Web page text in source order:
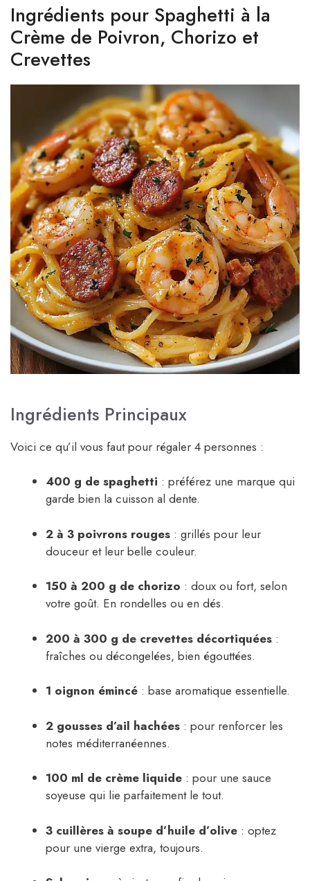
Ingrédients pour Spaghetti à la
Crème de Poivron, Chorizo et
Crevettes
Ingrédients Principaux
Voici ce qu’il vous faut pour régaler 4 personnes :
400 g de spaghetti : préférez une marque qui
garde bien la cuisson al dente.
2 à 3 poivrons rouges : grillés pour leur
douceur et leur belle couleur.
150 à 200 g de chorizo : doux ou fort, selon
votre goût. En rondelles ou en dés.
200 à 300 g de crevettes décortiquées :
fraîches ou décongelées, bien égouttées.
1 oignon émincé : base aromatique essentielle.
2 gousses d’ail hachées : pour renforcer les
notes méditerranéennes.
100 ml de crème liquide : pour une sauce
soyeuse qui lie parfaitement le tout.
3 cuillères à soupe d’huile d’olive : optez
pour une vierge extra, toujours.